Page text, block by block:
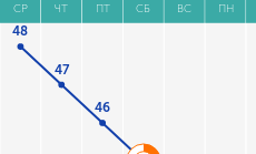
СР ЧТ ПТ СБ ВС ПН
48
47
46